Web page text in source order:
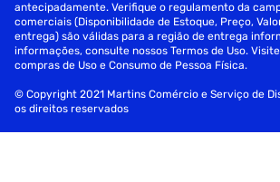
antecipadamente. Verifique o regulamento da
comerciais (Disponibilidade de Estoque, Preço,
entrega) são válidas para a região de entrega
informações, consulte nossos Termos de Uso.
compras de Uso e Consumo de Pessoa Física.
© Copyright 2021 Martins Comércio e Serviço de
os direitos reservados